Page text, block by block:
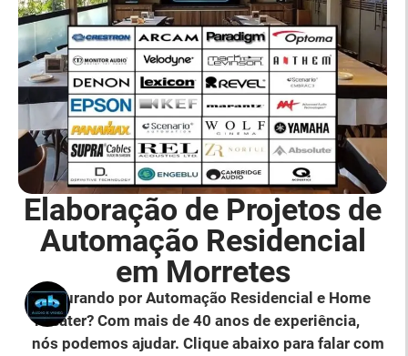
Elaboração de Projetos de
Automação Residencial
em Morretes
Procurando por Automação Residencial e Home
Theater? Com mais de 40 anos de experiência,
nós podemos ajudar. Clique abaixo para falar com